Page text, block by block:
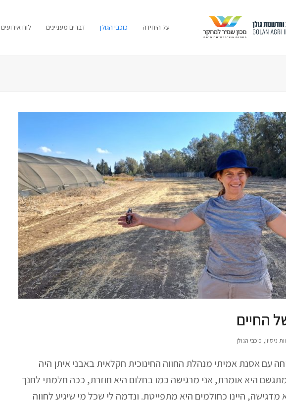
על היחידה כוכבי הגולן דברים מעניינים לוח אירועים
החיים
ניסיון, כוכבי הגולן
עם אסנת אמיתי מנהלת החווה החינוכית חקלאית באבני איתן היה
היא אומרת, אני מרגישה כמו בחלום היא חוזרת, ככה חלמתי לחנך
מדגישה, היינו כחולמים היא מתפייטת. ונדמה לי שכל מי שיגיע לחווה